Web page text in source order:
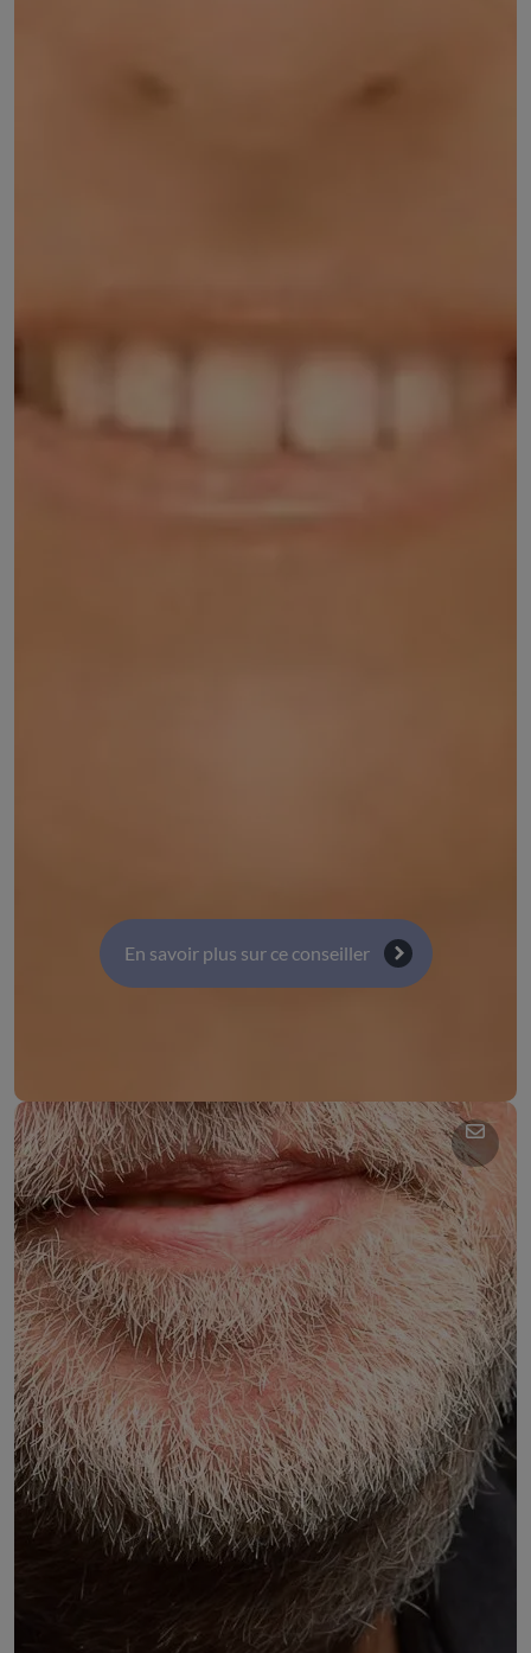
En savoir plus sur ce conseiller